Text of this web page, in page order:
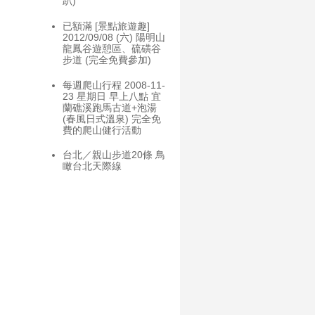
已額滿 [景點旅遊趣]
2012/09/08 (六) 陽明山
龍鳳谷遊憩區、硫磺谷
步道 (完全免費參加)
每週爬山行程 2008-11-
23 星期日 早上八點 宜
蘭礁溪跑馬古道+泡湯
(春風日式溫泉) 完全免
費的爬山健行活動
台北／親山步道20條 鳥
瞰台北天際線